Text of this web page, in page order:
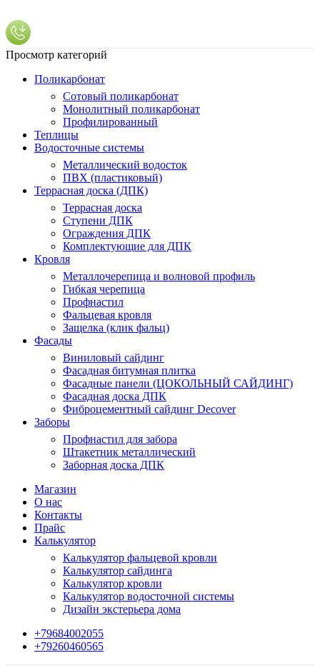
Просмотр категорий
Поликарбонат
Сотовый поликарбонат
Монолитный поликарбонат
Профилированный
Теплицы
Водосточные системы
Металлический водосток
ПВХ (пластиковый)
Террасная доска (ДПК)
Террасная доска
Ступени ДПК
Ограждения ДПК
Комплектующие для ДПК
Кровля
Металлочерепица и волновой профиль
Гибкая черепица
Профнастил
Фальцевая кровля
Защелка (клик фальц)
Фасады
Виниловый сайдинг
Фасадная битумная плитка
Фасадные панели (ЦОКОЛЬНЫЙ САЙДИНГ)
Фасадная доска ДПК
Фиброцементный сайдинг Decover
Заборы
Профнастил для забора
Штакетник металлический
Заборная доска ДПК
Магазин
О нас
Контакты
Прайс
Калькулятор
Калькулятор фальцевой кровли
Калькулятор сайдинга
Калькулятор кровли
Калькулятор водосточной системы
Дизайн экстерьера дома
+79684002055
+79260460565